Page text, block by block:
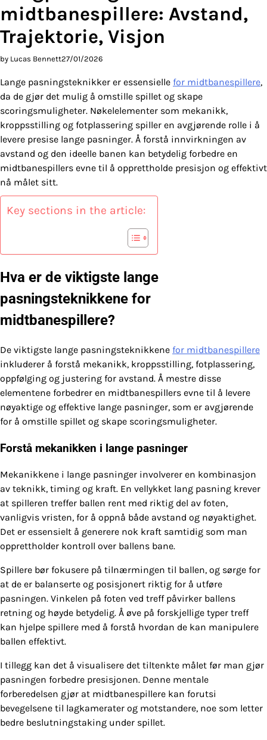
midtbanespillere: Avstand,
Trajektorie, Visjon
by Lucas Bennett27/01/2026
Lange pasningsteknikker er essensielle for midtbanespillere,
da de gjør det mulig å omstille spillet og skape
scoringsmuligheter. Nøkelelementer som mekanikk,
kroppsstilling og fotplassering spiller en avgjørende rolle i å
levere presise lange pasninger. Å forstå innvirkningen av
avstand og den ideelle banen kan betydelig forbedre en
midtbanespillers evne til å opprettholde presisjon og effektivt
nå målet sitt.
Key sections in the article:
Hva er de viktigste lange
pasningsteknikkene for
midtbanespillere?
De viktigste lange pasningsteknikkene for midtbanespillere
inkluderer å forstå mekanikk, kroppsstilling, fotplassering,
oppfølging og justering for avstand. Å mestre disse
elementene forbedrer en midtbanespillers evne til å levere
nøyaktige og effektive lange pasninger, som er avgjørende
for å omstille spillet og skape scoringsmuligheter.
Forstå mekanikken i lange pasninger
Mekanikkene i lange pasninger involverer en kombinasjon
av teknikk, timing og kraft. En vellykket lang pasning krever
at spilleren treffer ballen rent med riktig del av foten,
vanligvis vristen, for å oppnå både avstand og nøyaktighet.
Det er essensielt å generere nok kraft samtidig som man
opprettholder kontroll over ballens bane.
Spillere bør fokusere på tilnærmingen til ballen, og sørge for
at de er balanserte og posisjonert riktig for å utføre
pasningen. Vinkelen på foten ved treff påvirker ballens
retning og høyde betydelig. Å øve på forskjellige typer treff
kan hjelpe spillere med å forstå hvordan de kan manipulere
ballen effektivt.
I tillegg kan det å visualisere det tiltenkte målet før man gjør
pasningen forbedre presisjonen. Denne mentale
forberedelsen gjør at midtbanespillere kan forutsi
bevegelsene til lagkamerater og motstandere, noe som letter
bedre beslutningstaking under spillet.